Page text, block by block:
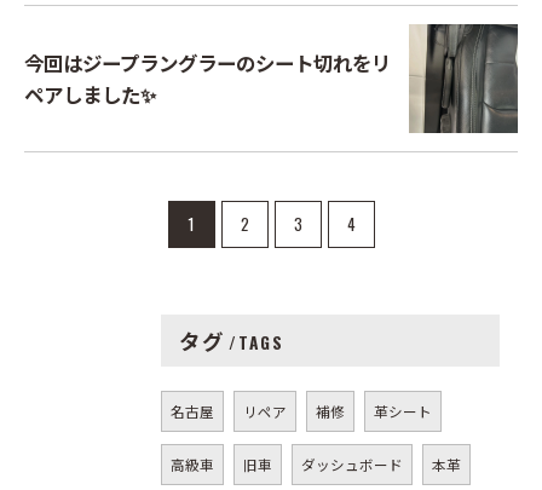
今回はジープラングラーのシート切れをリ
ペアしました✨
1 2 3 4
タグ TAGS
名古屋 リペア 補修 革シート
高級車 旧車 ダッシュボード 本革